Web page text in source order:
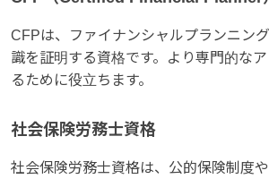
CFPは、ファイナンシャルプランニン
識を証明する資格です。より専門的な
るために役立ちます。
社会保険労務士資格
社会保険労務士資格は、公的保険制度